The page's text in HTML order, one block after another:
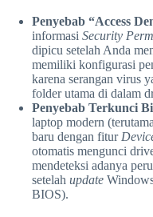
Penyebab “Access
informasi Security
dipicu setelah Anda
memiliki konfigurasi
karena serangan virus
folder utama di dalam
Penyebab Terkunci
laptop modern
baru dengan fitur
otomatis mengunci
mendeteksi adanya
setelah update
BIOS).